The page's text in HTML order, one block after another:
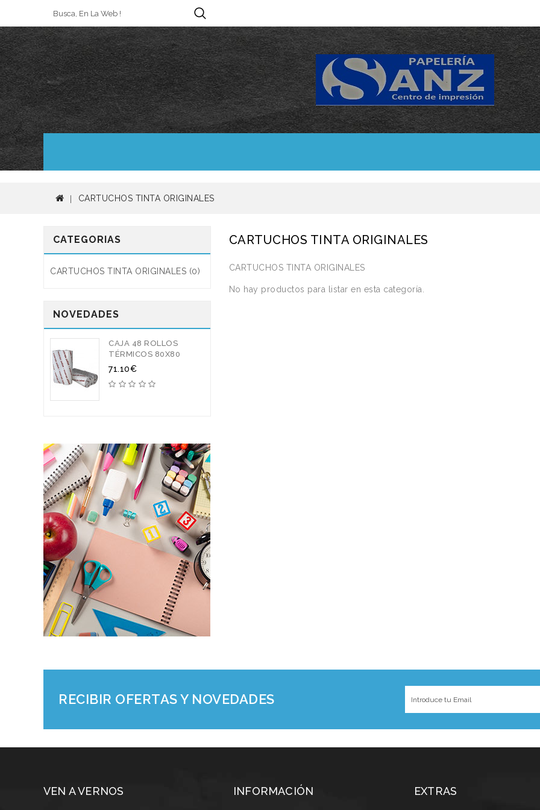
CARTUCHOS TINTA ORIGINALES
CATEGORIAS
CARTUCHOS TINTA ORIGINALES (0)
NOVEDADES
CAJA 48 ROLLOS
TÉRMICOS 80X80
71.10€
CARTUCHOS TINTA ORIGINALES
CARTUCHOS TINTA ORIGINALES
No hay productos para listar en esta categoría.
RECIBIR OFERTAS Y NOVEDADES
VEN A VERNOS INFORMACIÓN EXTRAS